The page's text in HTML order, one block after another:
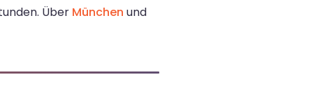
Über München und